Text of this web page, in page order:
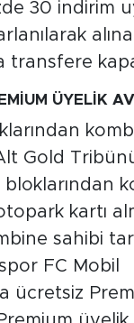
30 indirim
transfere
ÜYELİK
Gold
bloklarından
kartı
sahibi
FC Mobil
ücretsiz